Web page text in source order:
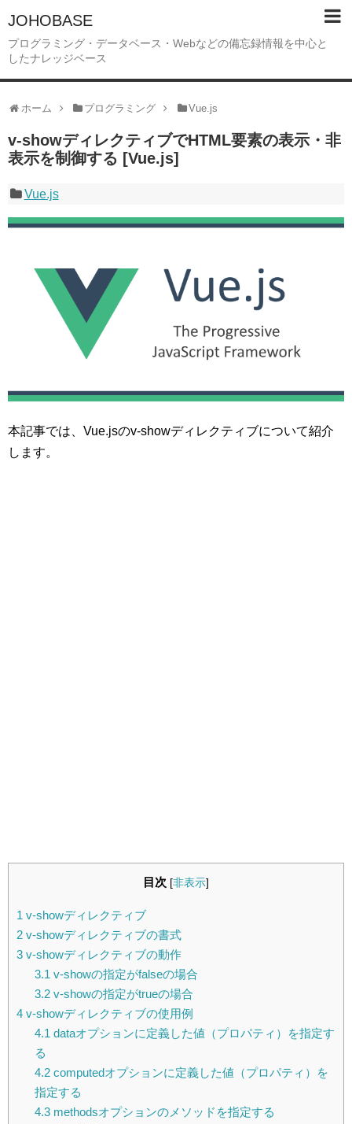
JOHOBASE
プログラミング・データベース・Webなどの備忘録情報を中心と
したナレッジベース
ホーム プログラミング Vue.js
v-showディレクティブでHTML要素の表示・非
表示を制御する [Vue.js]
Vue.js
本記事では、Vue.jsのv-showディレクティブについて紹介
します。
目次 [非表示]
1 v-showディレクティブ
2 v-showディレクティブの書式
3 v-showディレクティブの動作
3.1 v-showの指定がfalseの場合
3.2v-showの指定がtrueの場合
4 v-showディレクティブの使用例
4.1 dataオプションに定義した値（プロパティ）を指定す
る
4.2computedオプションに定義した値（プロパティ）を
指定する
4.3methodsオプションのメソッドを指定する